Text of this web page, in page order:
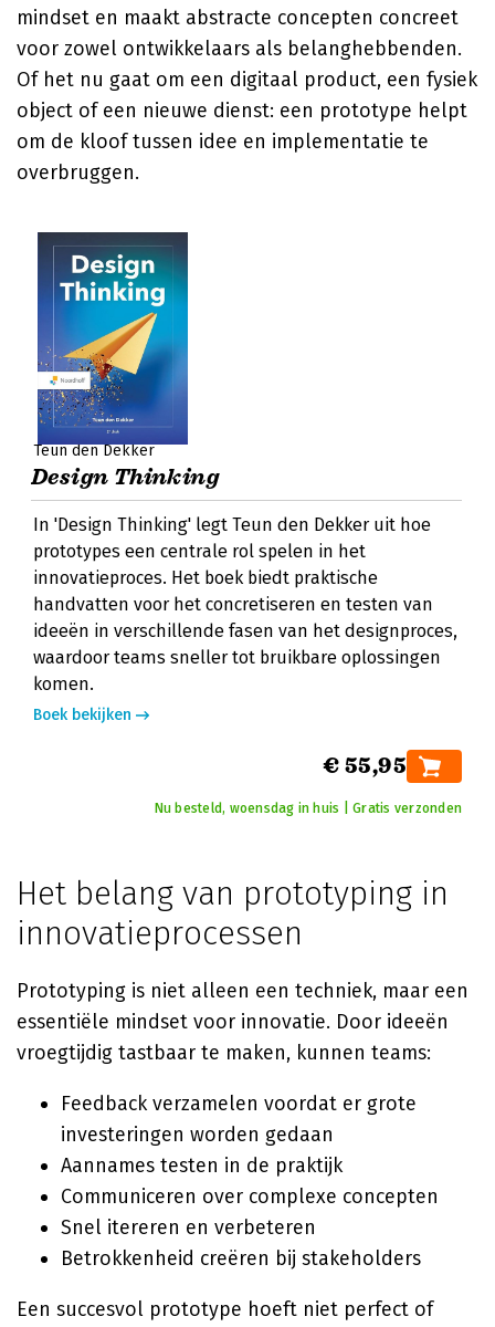
mindset en maakt abstracte concepten concreet
voor zowel ontwikkelaars als belanghebbenden.
Of het nu gaat om een digitaal product, een fysiek
object of een nieuwe dienst: een prototype helpt
om de kloof tussen idee en implementatie te
overbruggen.
Teun den Dekker
Design Thinking
In 'Design Thinking' legt Teun den Dekker uit hoe
prototypes een centrale rol spelen in het
innovatieproces. Het boek biedt praktische
handvatten voor het concretiseren en testen van
ideeën in verschillende fasen van het designproces,
waardoor teams sneller tot bruikbare oplossingen
komen.
Boek bekijken
€ 55,95
Nu besteld, woensdag in huis | Gratis verzonden
Het belang van prototyping in
innovatieprocessen
Prototyping is niet alleen een techniek, maar een
essentiële mindset voor innovatie. Door ideeën
vroegtijdig tastbaar te maken, kunnen teams:
Feedback verzamelen voordat er grote
investeringen worden gedaan
Aannames testen in de praktijk
Communiceren over complexe concepten
Snel itereren en verbeteren
Betrokkenheid creëren bij stakeholders
Een succesvol prototype hoeft niet perfect of